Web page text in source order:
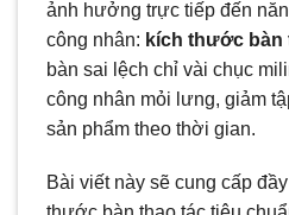
ảnh hưởng trực tiếp đến
công nhân: kích thước bàn
bàn sai lệch chỉ vài chục
công nhân mỏi lưng, giảm
sản phẩm theo thời gian.
Bài viết này sẽ cung cấp